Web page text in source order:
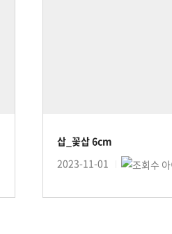
삽_꽃삽 6cm
2023-11-01